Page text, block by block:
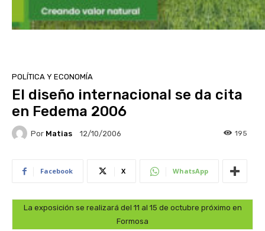
POLÍTICA Y ECONOMÍA
El diseño internacional se da cita
en Fedema 2006
Por Matias 12/10/2006 195
Facebook X WhatsApp
La exposición se realizará del 11 al 15 de octubre próximo en
Formosa